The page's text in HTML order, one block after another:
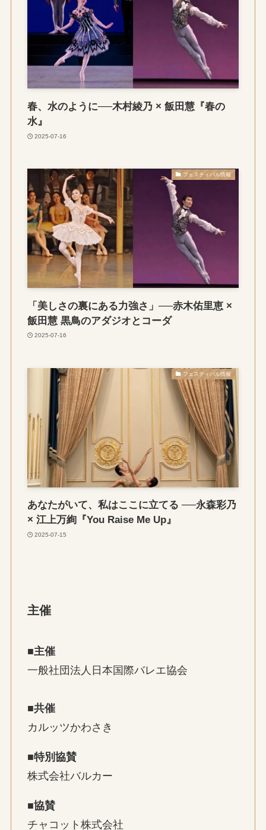
春、水のように──木村綾乃 × 飯田慧『春の
水』
2025-07-16
フェスティバル情報
「美しさの裏にある力強さ」──赤木佑里恵 ×
飯田慧 黒鳥のアダジオとコーダ
2025-07-16
フェスティバル情報
あなたがいて、私はここに立てる ──永森彩乃
× 江上万絢『You Raise Me Up』
2025-07-15
主催
■主催
一般社団法人日本国際バレエ協会
■共催
カルッツかわさき
■特別協賛
株式会社バルカー
■協賛
チャコット株式会社